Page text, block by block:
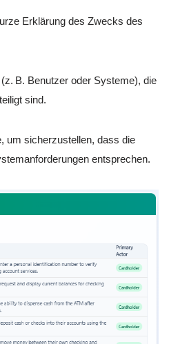
Erklärung des Zwecks des
B. Benutzer oder Systeme), die
sind.
um sicherzustellen, dass die
entsprechen.